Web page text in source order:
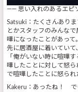
—— 思い入れのあるエピ
Satsuki：たくさんあり
とかスタッフのみんな
嘩になったことがあっ
先に居酒屋に着いていて
「俺がいない時に喧嘩
嘩したことに対して怒
で喧嘩したことに怒られ
Kakeru：あったね！ で